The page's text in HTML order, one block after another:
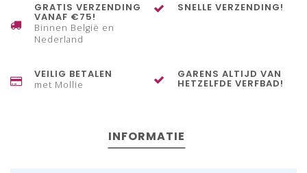
GRATIS VERZENDING
VANAF €75!
Binnen België en
Nederland
SNELLE VERZENDING!
VEILIG BETALEN
met Mollie
GARENS ALTIJD VAN
HETZELFDE VERFBAD!
INFORMATIE